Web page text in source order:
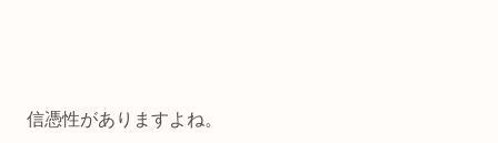
信憑性がありますよね。